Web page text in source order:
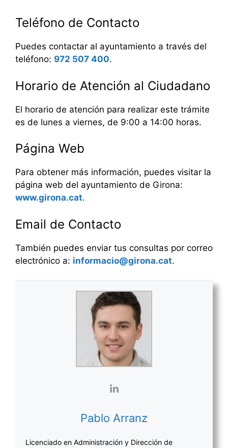
Teléfono de Contacto
Puedes contactar al ayuntamiento a través del
teléfono: 972 507 400.
Horario de Atención al Ciudadano
El horario de atención para realizar este trámite
es de lunes a viernes, de 9:00 a 14:00 horas.
Página Web
Para obtener más información, puedes visitar la
página web del ayuntamiento de Girona:
www.girona.cat.
Email de Contacto
También puedes enviar tus consultas por correo
electrónico a: informacio@girona.cat.
Pablo Arranz
Licenciado en Administración y Dirección de